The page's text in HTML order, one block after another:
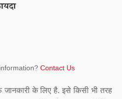
Contact Us
जानकारी के लिए है. इसे किसी भी तरह